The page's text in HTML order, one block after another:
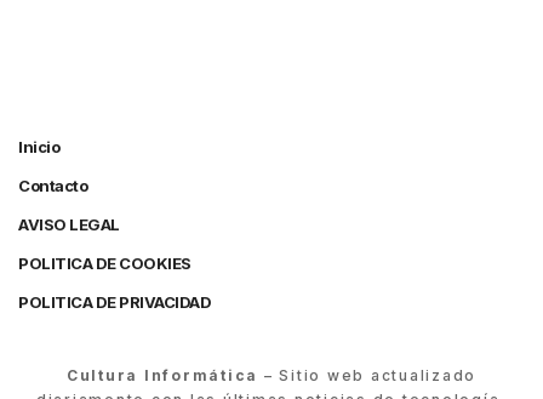
Inicio
Contacto
AVISO LEGAL
POLITICA DE COOKIES
POLITICA DE PRIVACIDAD
Cultura Informática – Sitio web actualizado